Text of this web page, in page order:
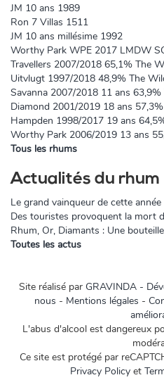
JM 10 ans 1989
Ron 7 Villas 1511
JM 10 ans millésime 1992
Worthy Park WPE 2017 LMDW
Travellers 2007/2018 65,1% The
Uitvlugt 1997/2018 48,9% The
Savanna 2007/2018 11 ans
Diamond 2001/2019 18 ans
Hampden 1998/2017 19 ans
Worthy Park 2006/2019 13 ans
Tous les rhums
Actualités du rhum
Le grand vainqueur de cette
Des touristes provoquent la mort
Rhum, Or, Diamants : Une
Toutes les actus
Site réalisé par GRAVINDA -
nous - Mentions légales -
L'abus d'alcool est dangereux
Ce site est protégé par
Privacy Policyet